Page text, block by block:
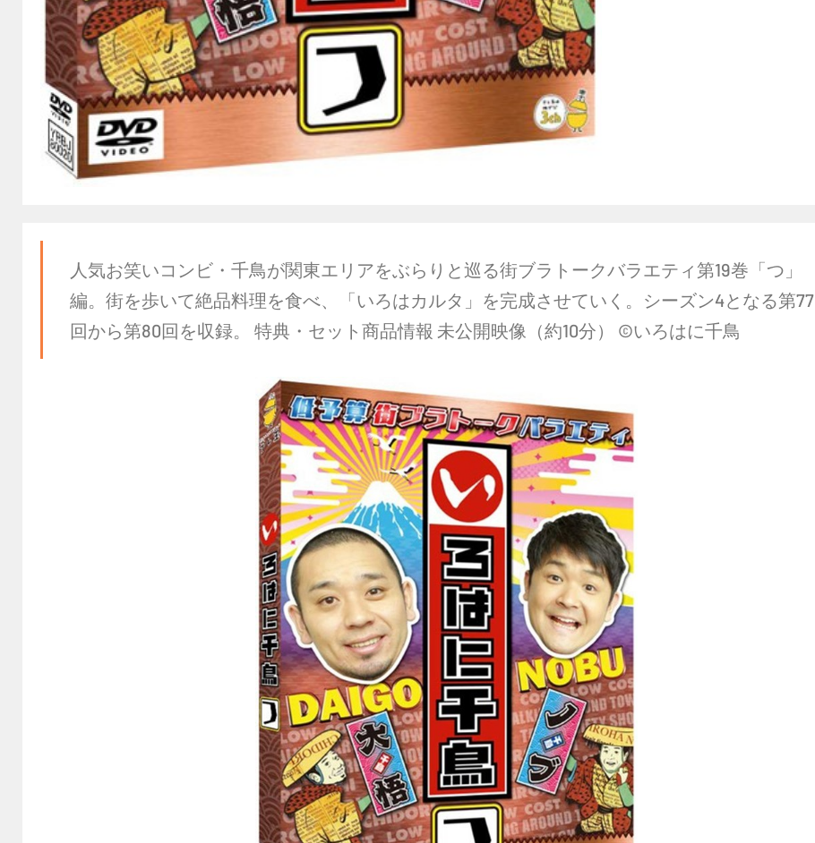
人気お笑いコンビ・千鳥が関東エリアをぶらりと巡る街ブラトークバラエティ第19巻「つ」
編。街を歩いて絶品料理を食べ、「いろはカルタ」を完成させていく。シーズン4となる第77
回から第80回を収録。 特典・セット商品情報 未公開映像（約10分） ©いろはに千鳥